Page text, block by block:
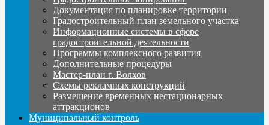
Документация по планировке территории
Градостроительный план земельного участка
Информационные системы в сфере
градостроительной деятельности
Программы комплексного развития
Дополнительные процедуры
Мастер-план г. Волхов
Схемы рекламных конструкций
Размещение временных нестационарных
аттракционов
Муниципальный контроль